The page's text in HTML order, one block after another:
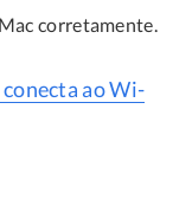
corretamente.
ao Wi-